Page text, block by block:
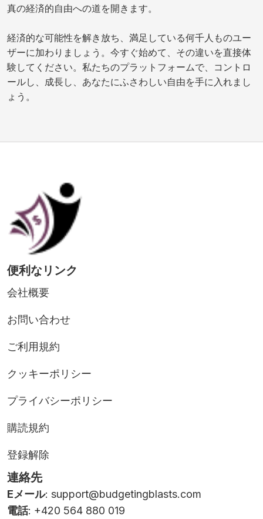
真の経済的自由への道を開きます。
経済的な可能性を解き放ち、満足している何千人ものユー
ザーに加わりましょう。今すぐ始めて、その違いを直接体
験してください。私たちのプラットフォームで、コントロ
ールし、成長し、あなたにふさわしい自由を手に入れまし
ょう。
便利なリンク
会社概要
お問い合わせ
ご利用規約
クッキーポリシー
プライバシーポリシー
購読規約
登録解除
連絡先
Eメール: support@budgetingblasts.com
電話: +420 564 880 019